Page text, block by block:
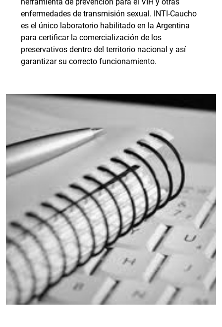
enfermedades de transmisión sexual. INTI-Caucho
es el único laboratorio habilitado en la Argentina
para certificar la comercialización de los
preservativos dentro del territorio nacional y así
garantizar su correcto funcionamiento.